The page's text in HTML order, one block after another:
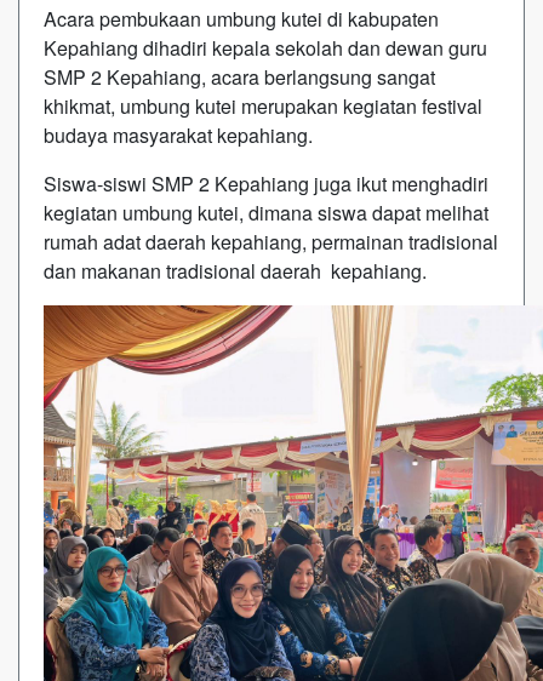
Acara pembukaan umbung kutei di kabupaten
Kepahiang dihadiri kepala sekolah dan dewan guru
SMP 2 Kepahiang, acara berlangsung sangat
khikmat, umbung kutei merupakan kegiatan festival
budaya masyarakat kepahiang.
Siswa-siswi SMP 2 Kepahiang juga ikut menghadiri
kegiatan umbung kutei, dimana siswa dapat melihat
rumah adat daerah kepahiang, permainan tradisional
dan makanan tradisional daerah kepahiang.